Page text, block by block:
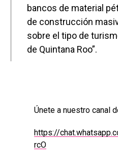
bancos de material
de construcción
sobre el tipo de
de Quintana Roo”.
Únete a nuestro canal
https://
rcO